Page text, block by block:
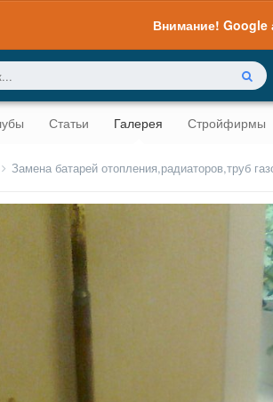
Внимание! Google
Статьи Галерея Стройфирмы
Замена батарей отопления,радиаторов,труб